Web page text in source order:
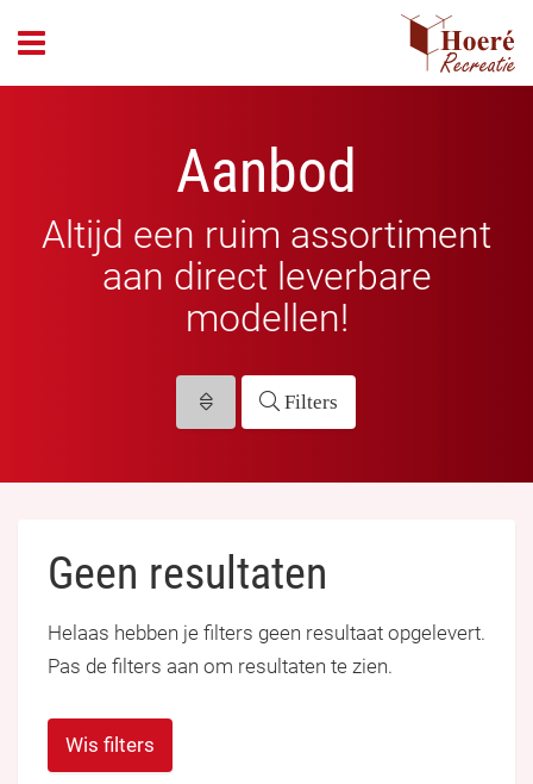
Aanbod
Altijd een ruim assortiment
aan direct leverbare
modellen!
Filters
Geen resultaten
Helaas hebben je filters geen resultaat opgelevert.
Pas de filters aan om resultaten te zien.
Wis filters
header_open_menu